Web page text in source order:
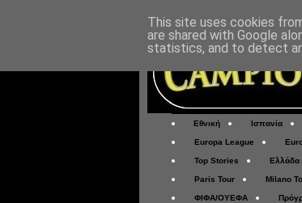
Εθνική Ισπανία
Europa League
Top Stories Ελλάδα
Paris Tour Milano
ΦΙΦΑ/ΟΥΕΦΑ
This site uses cookies
are shared with Google
statistics, and to detect